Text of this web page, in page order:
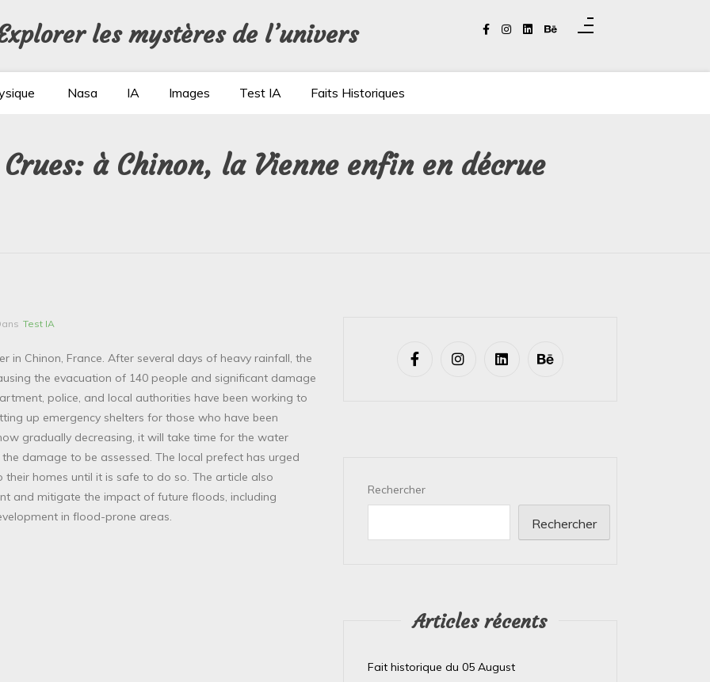
les mystères de l’univers
Nasa IA Images Test IA Faits Historiques
à Chinon, la Vienne enfin en décrue
Test IA
in Chinon, France. After several days of heavy rainfall, the
the evacuation of 140 people and significant damage
police, and local authorities have been working to
up emergency shelters for those who have been
gradually decreasing, it will take time for the water
damage to be assessed. The local prefect has urged
homes until it is safe to do so. The article also
and mitigate the impact of future floods, including
in flood-prone areas.
Rechercher
Rechercher
Articles récents
Fait historique du 05 August